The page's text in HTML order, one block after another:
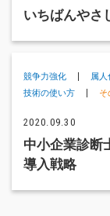
いちばんやさ
競争力強化 属
技術の使い方
そ
2020.09.30
中小企業診断
導入戦略